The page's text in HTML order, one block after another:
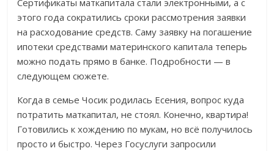
Сертификаты маткапитала стали электронными, а с
этого года сократились сроки рассмотрения заявки
на расходование средств. Саму заявку на погашение
ипотеки средствами материнского капитала теперь
можно подать прямо в банке. Подробности — в
следующем сюжете.
Когда в семье Чосик родилась Есения, вопрос куда
потратить маткапитал, не стоял. Конечно, квартира!
Готовились к хождению по мукам, но всё получилось
просто и быстро. Через Госуслуги запросили